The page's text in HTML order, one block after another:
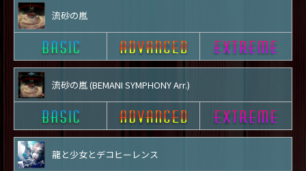
流砂の嵐
流砂の嵐 (BEMANI SYMPHONY Arr.)
龍と少女とデコヒーレンス